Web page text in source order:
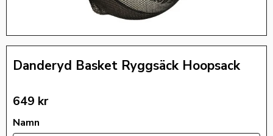
Danderyd Basket Ryggsäck Hoopsack
649 kr
Namn